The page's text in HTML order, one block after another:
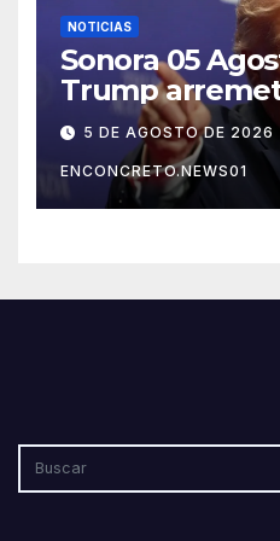
NOTICIAS
Sonora 05
Trump
México, Canadá
potencias por
abusos
5 DE AGOSTO DE 2026
ENCONCRETO.NEWS01